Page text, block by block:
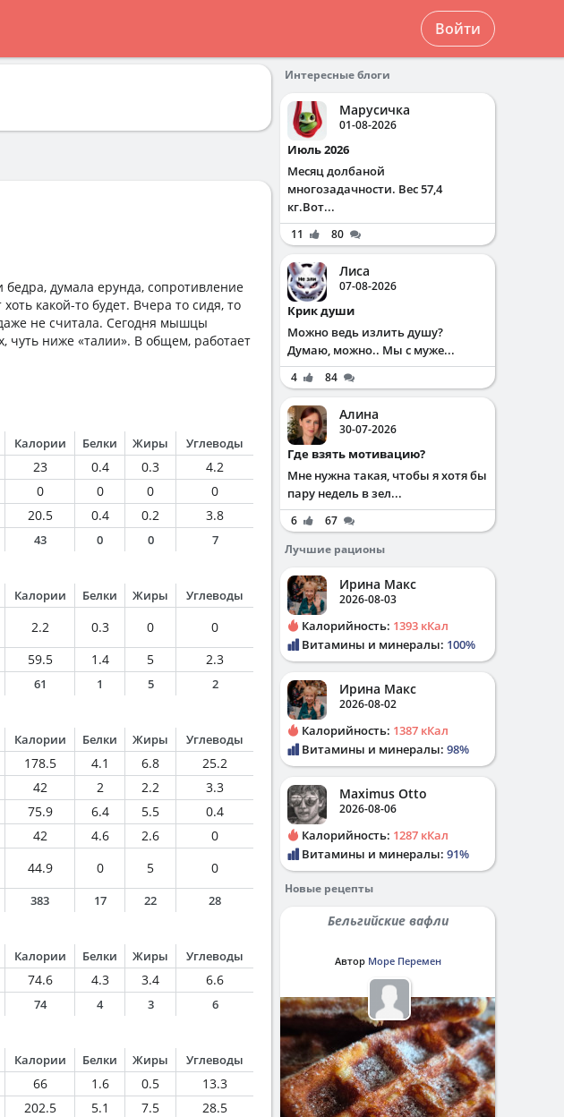
Войти
думала ерунда, сопротивление
какой-то будет. Вчера то сидя, то
не считала. Сегодня мышцы
чуть ниже «талии». В общем, работает
Калории Белки Жиры Углеводы
23 0.4 0.3
4.2
0 0 0
0
20.5 0.4 0.2
3.8
43 0 0 7
Калории Белки Жиры Углеводы
2.2 0.3 0
0
59.5 1.4 5
2.3
61 1 5 2
Калории Белки Жиры Углеводы
178.5 4.1 6.8
25.2
42 2 2.2
3.3
75.9 6.4 5.5
0.4
42 4.6 2.6
0
44.9 0 5
0
383 17 22 28
Калории Белки Жиры Углеводы
74.6 4.3 3.4
6.6
74 4 3 6
Калории Белки Жиры Углеводы
66 1.6 0.5
13.3
202.5 5.1 7.5
28.5
Интересные блоги
Марусичка
01-08-2026
Июль 2026
Месяц долбаной
многозадачности. Вес 57,4
кг.Вот...
11 80
Лиса
07-08-2026
Крик души
Можно ведь излить душу?
Думаю, можно.. Мы с муже...
4 84
Алина
30-07-2026
Где взять мотивацию?
Мне нужна такая, чтобы я хотя бы
пару недель в зел...
6
67
Лучшие рационы
Ирина Макс
2026-08-03
Калорийность: 1393 кКал
Витамины и минералы: 100%
Ирина Макс
2026-08-02
Калорийность: 1387 кКал
Витамины и минералы: 98%
Maximus Otto
2026-08-06
Калорийность: 1287 кКал
Витамины и минералы: 91%
Новые рецепты
Бельгийские вафли
Автор Море Перемен